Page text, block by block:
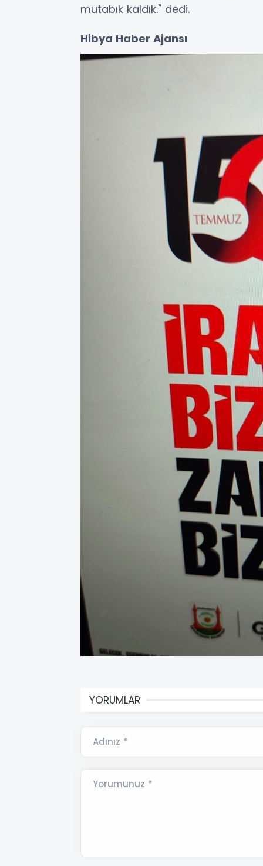
mutabık kaldık." dedi.
Hibya Haber Ajansı
YORUMLAR
Adınız *
Yorumunuz *